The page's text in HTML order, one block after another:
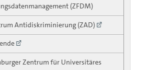
(ZFDM)
Antidiskriminierung (ZAD)
Zentrum für Universitäres